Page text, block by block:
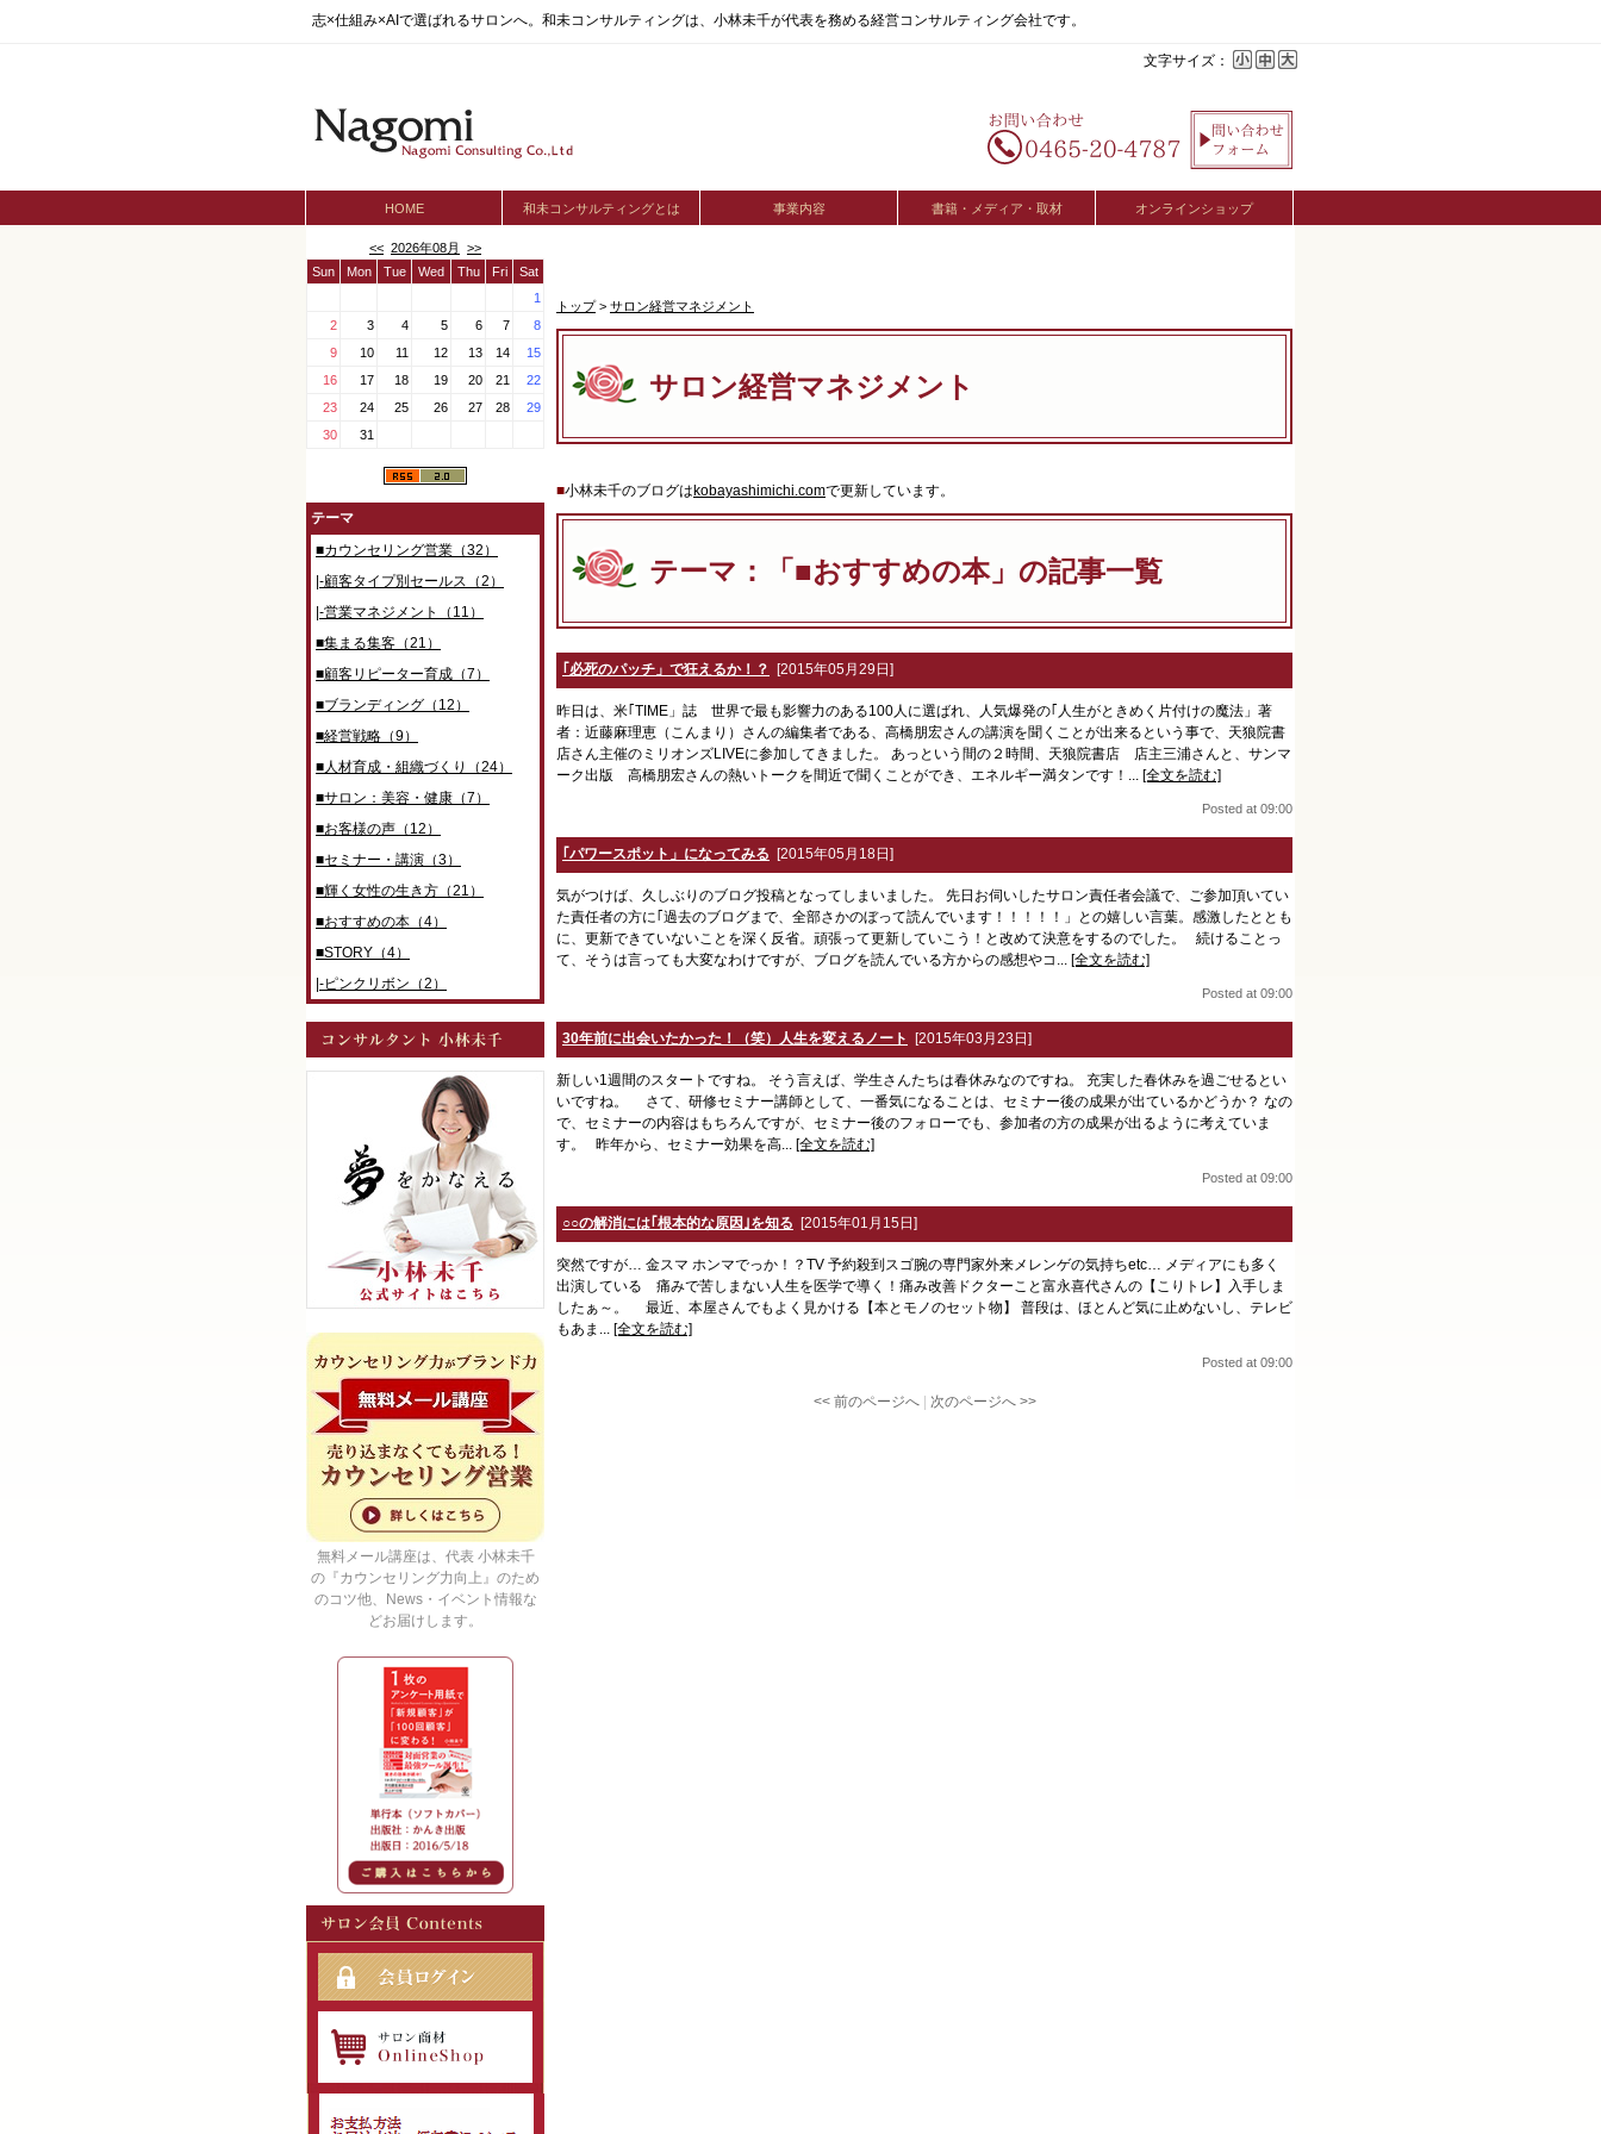
志×仕組み×AIで選ばれるサロンへ。和未コンサルティングは、小林未千が代表を務める経営コンサルティング会社です。
文字サイズ：
HOME 和未コンサルティングとは 事業内容 書籍・メディア・取材 オンラインショップ
<< 2026年08月
>>
Sun
Mon Tue Wed Thu Fri
Sat
1
2
3 4 5 6 7
8
9
10 11 12 13 14
15
16
17 18 19 20 21
22
23
24 25 26 27 28
29
30
31
テーマ
■カウンセリング営業（32）
|-顧客タイプ別セールス（2）
|-営業マネジメント（11）
■集まる集客（21）
■顧客リピーター育成（7）
■ブランディング（12）
■経営戦略（9）
■人材育成・組織づくり（24）
■サロン：美容・健康（7）
■お客様の声（12）
■セミナー・講演（3）
■輝く女性の生き方（21）
■おすすめの本（4）
■STORY（4）
|-ピンクリボン（2）
無料メール講座は、代表 小林未千
の『カウンセリング力向上』のため
のコツ他、News・イベント情報な
どお届けします。
トップ> サロン経営マネジメント
サロン経営マネジメント
■小林未千のブログはkobayashimichi.comで更新しています。
テーマ：「■おすすめの本」の記事一覧
｢必死のパッチ」で狂えるか！？ [2015年05月29日]
昨日は、米｢TIME」誌 世界で最も影響力のある100人に選ばれ、人気爆発の｢人生がときめく片付けの魔法」著
者：近藤麻理恵（こんまり）さんの編集者である、高橋朋宏さんの講演を聞くことが出来るという事で、天狼院書
店さん主催のミリオンズLIVEに参加してきました。 あっという間の２時間、天狼院書店 店主三浦さんと、サンマ
ーク出版 高橋朋宏さんの熱いトークを間近で聞くことができ、エネルギー満タンです！... [全文を読む]
Posted at 09:00
｢パワースポット」になってみる [2015年05月18日]
気がつけば、久しぶりのブログ投稿となってしまいました。 先日お伺いしたサロン責任者会議で、ご参加頂いてい
た責任者の方に｢過去のブログまで、全部さかのぼって読んでいます！！！！！」との嬉しい言葉。感激したととも
に、更新できていないことを深く反省。頑張って更新していこう！と改めて決意をするのでした。 続けることっ
て、そうは言っても大変なわけですが、ブログを読んでいる方からの感想やコ... [全文を読む]
Posted at 09:00
30年前に出会いたかった！（笑）人生を変えるノート [2015年03月23日]
新しい1週間のスタートですね。 そう言えば、学生さんたちは春休みなのですね。 充実した春休みを過ごせるとい
いですね。 さて、研修セミナー講師として、一番気になることは、セミナー後の成果が出ているかどうか？ なの
で、セミナーの内容はもちろんですが、セミナー後のフォローでも、参加者の方の成果が出るように考えていま
す。 昨年から、セミナー効果を高... [全文を読む]
Posted at 09:00
○○の解消には｢根本的な原因｣を知る [2015年01月15日]
突然ですが… 金スマ ホンマでっか！？TV 予約殺到スゴ腕の専門家外来メレンゲの気持ちetc… メディアにも多く
出演している 痛みで苦しまない人生を医学で導く！痛み改善ドクターこと富永喜代さんの【こりトレ】入手しま
したぁ～。 最近、本屋さんでもよく見かける【本とモノのセット物】 普段は、ほとんど気に止めないし、テレビ
もあま... [全文を読む]
Posted at 09:00
<< 前のページへ| 次のページへ >>